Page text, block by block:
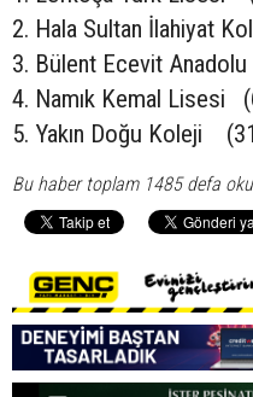
2. Hala Sultan İlahiyat
3. Bülent Ecevit
4. Namık Kemal Lisesi
5. Yakın Doğu Koleji
Bu haber toplam 1485 defa